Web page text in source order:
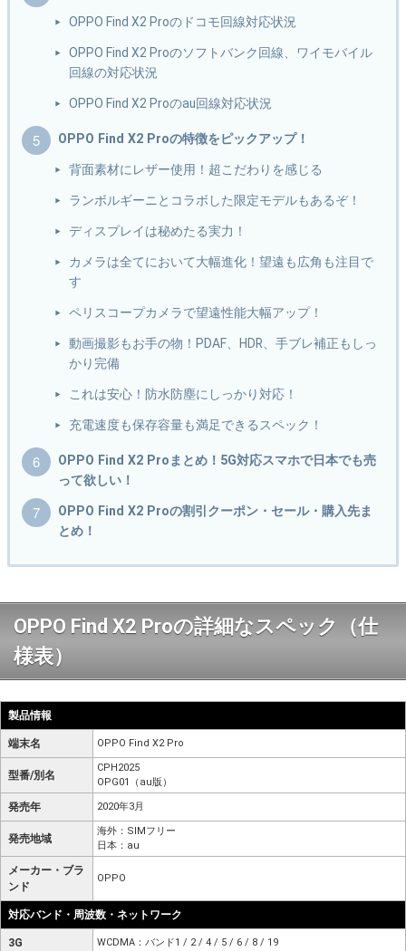
OPPO Find X2 Proのドコモ回線対応状況
OPPO Find X2 Proのソフトバンク回線、ワイモバイル
回線の対応状況
OPPO Find X2 Proのau回線対応状況
OPPO Find X2 Proの特徴をピックアップ！
背面素材にレザー使用！超こだわりを感じる
ランボルギーニとコラボした限定モデルもあるぞ！
ディスプレイは秘めたる実力！
カメラは全てにおいて大幅進化！望遠も広角も注目で
す
ペリスコープカメラで望遠性能大幅アップ！
動画撮影もお手の物！PDAF、HDR、手ブレ補正もしっ
かり完備
これは安心！防水防塵にしっかり対応！
充電速度も保存容量も満足できるスペック！
OPPO Find X2 Proまとめ！5G対応スマホで日本でも売
って欲しい！
OPPO Find X2 Proの割引クーポン・セール・購入先ま
とめ！
OPPO Find X2 Proの詳細なスペック（仕
様表）
製品情報
端末名 OPPO Find X2 Pro
型番/別名
CPH2025
OPG01（au版）
発売年 2020年3月
発売地域
海外：SIMフリー
日本：au
メーカー・ブラ
ンド
OPPO
対応バンド・周波数・ネットワーク
3G WCDMA：バンド1 / 2 / 4 / 5 / 6 / 8 / 19